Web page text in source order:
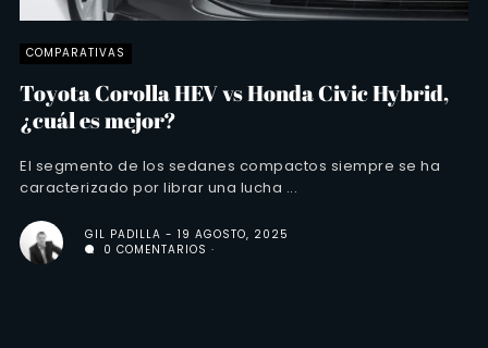
COMPARATIVAS
Toyota Corolla HEV vs Honda Civic Hybrid,
¿cuál es mejor?
El segmento de los sedanes compactos siempre se ha
caracterizado por librar una lucha ...
GIL PADILLA
19 AGOSTO, 2025
0 COMENTARIOS